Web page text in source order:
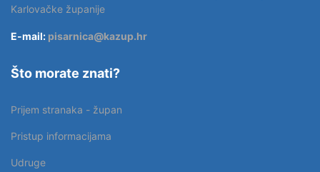
Karlovačke županije
E-mail: pisarnica@kazup.hr
Što morate znati?
Prijem stranaka - župan
Pristup informacijama
Udruge